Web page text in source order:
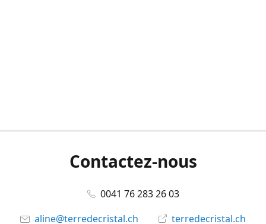
Contactez-nous
0041 76 283 26 03
aline@terredecristal.ch
terredecristal.ch